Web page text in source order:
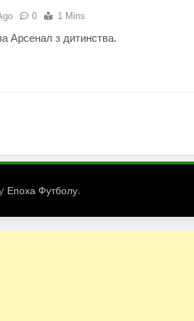
0 1 Mins
Арсенал з дитинства.
Епоха Футболу.